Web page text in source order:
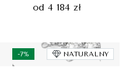
od 4 184 zł
-7% NATURALNY